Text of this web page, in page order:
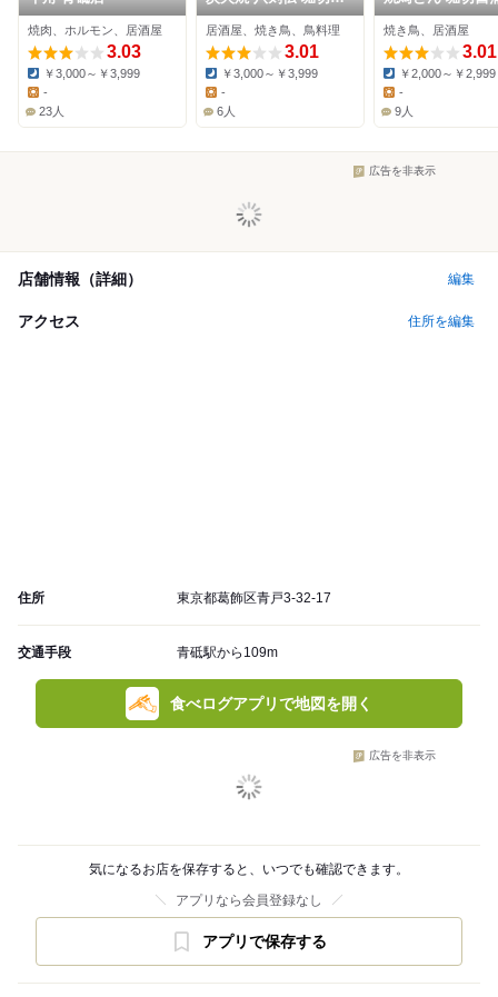
焼肉、ホルモン、居酒屋
3.03
Dinner:
￥3,000～￥3,999
Lunch:
-
23人
蒲園店
居酒屋、焼き鳥、鳥料理
3.01
Dinner:
￥3,000～￥3,999
Lunch:
-
6人
店
焼き鳥、居酒屋
3.01
Dinner:
￥2,000～￥2,999
Lunch:
-
9人
広告を非表示
店舗情報（詳細） 編集
アクセス 住所を編集
住所 東京都葛飾区青戸3-32-17
交通手段 青砥駅から109m
食べログアプリで地図を開く
広告を非表示
気になるお店を保存すると、いつでも確認できます。
アプリなら会員登録なし
アプリで保存する